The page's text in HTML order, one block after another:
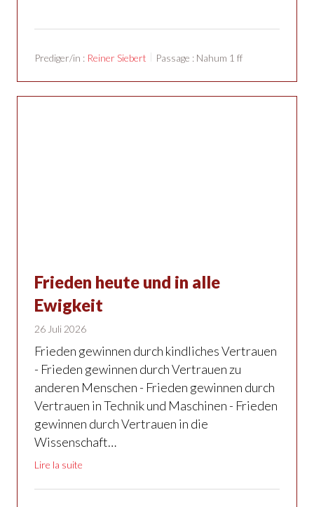
Prediger/in : Reiner Siebert Passage : Nahum 1 ff
Frieden heute und in alle
Ewigkeit
26 Juli 2026
Frieden gewinnen durch kindliches Vertrauen
- Frieden gewinnen durch Vertrauen zu
anderen Menschen - Frieden gewinnen durch
Vertrauen in Technik und Maschinen - Frieden
gewinnen durch Vertrauen in die
Wissenschaft…
Lire la suite